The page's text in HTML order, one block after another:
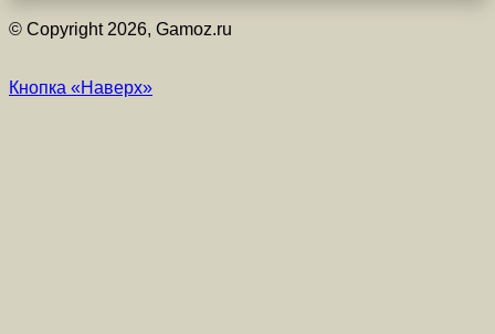
© Copyright 2026, Gamoz.ru
Кнопка «Наверх»